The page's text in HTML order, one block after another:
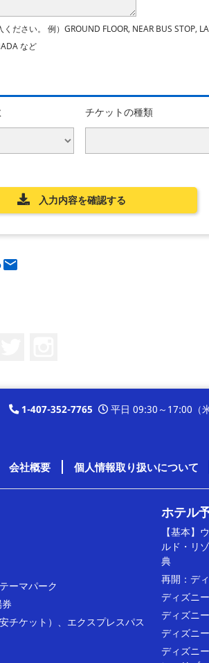
ださい。
例）GROUND FLOOR, NEAR BUS STOP,
など
チケットの種類
入力内容を確認する

1-407-352-7765 平日 09:30～17:00（
会社概要 個人情報取り扱いについて
ーマパーク
チケット）、エクスプレスパス
ホテル
【基本】
ルド・リ
典
再開：デ
ディズニ
ディズニ
ディズニ
ディズニ